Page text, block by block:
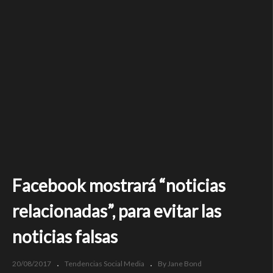
Facebook mostrará “noticias
relacionadas”, para evitar las
noticias falsas
20/08/2017 Tendencias Social Media
By Jane Bond